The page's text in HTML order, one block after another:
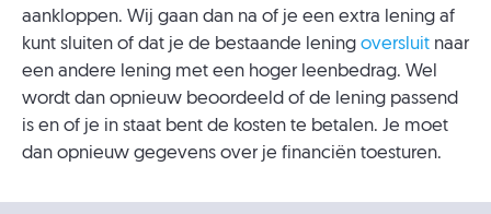
aankloppen. Wij gaan dan na of je een extra lening af
kunt sluiten of dat je de bestaande lening oversluit naar
een andere lening met een hoger leenbedrag. Wel
wordt dan opnieuw beoordeeld of de lening passend
is en of je in staat bent de kosten te betalen. Je moet
dan opnieuw gegevens over je financiën toesturen.